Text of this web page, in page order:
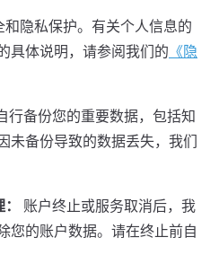
隐私保护。有关个人信息的
具体说明，请参阅我们的 《隐
行备份您的重要数据，包括知
未备份导致的数据丢失，我们
账户终止或服务取消后，我
您的账户数据。请在终止前自